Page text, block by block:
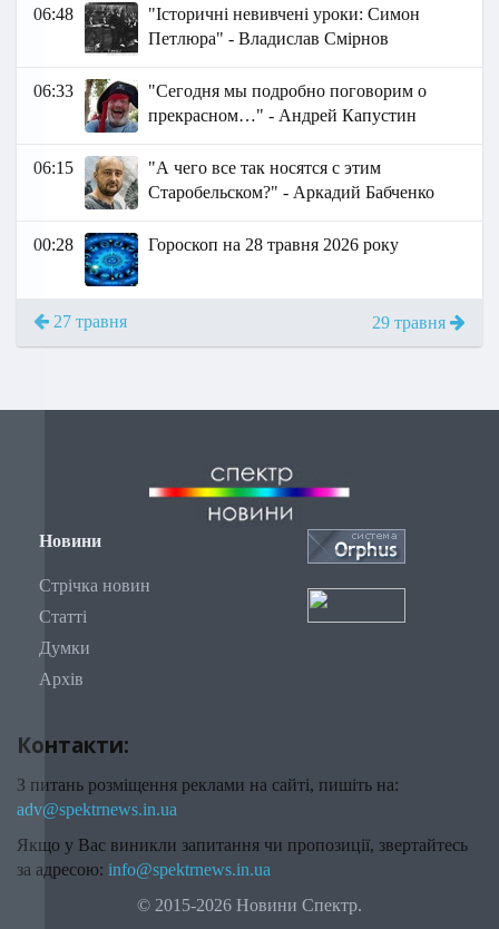
06:48
"Історичні невивчені уроки: Симон
Петлюра" - Владислав Смірнов
06:33
"Сегодня мы подробно поговорим о
прекрасном…" - Андрей Капустин
06:15
"А чего все так носятся с этим
Старобельском?" - Аркадий Бабченко
00:28 Гороскоп на 28 травня 2026 року
27 травня 29 травня
Новини
Стрічка новин
Статті
Думки
Архів
Контакти:
З питань розміщення реклами на сайті, пишіть на:
adv@spektrnews.in.ua
Якщо у Вас виникли запитання чи пропозиції, звертайтесь
за адресою: info@spektrnews.in.ua
© 2015-2026 Новини Спектр.